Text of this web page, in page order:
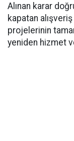
Alınan karar
kapatan
projelerinin
yeniden hizmet